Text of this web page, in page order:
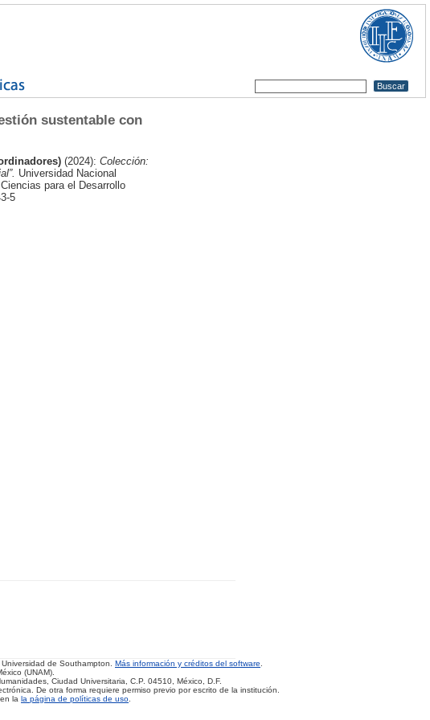
sustentable con
(2024): Colección:
Universidad Nacional
para el Desarrollo
5
de Southampton. Más información y créditos del software
(UNAM).
Ciudad Universitaria, C.P. 04510, México, D.F.
De otra forma requiere permiso previo por escrito de la institución.
la la página de políticas de uso